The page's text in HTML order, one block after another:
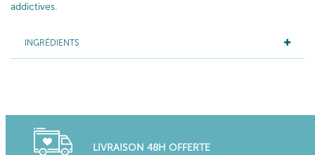
addictives.
INGRÉDIENTS
LIVRAISON 48H OFFERTE